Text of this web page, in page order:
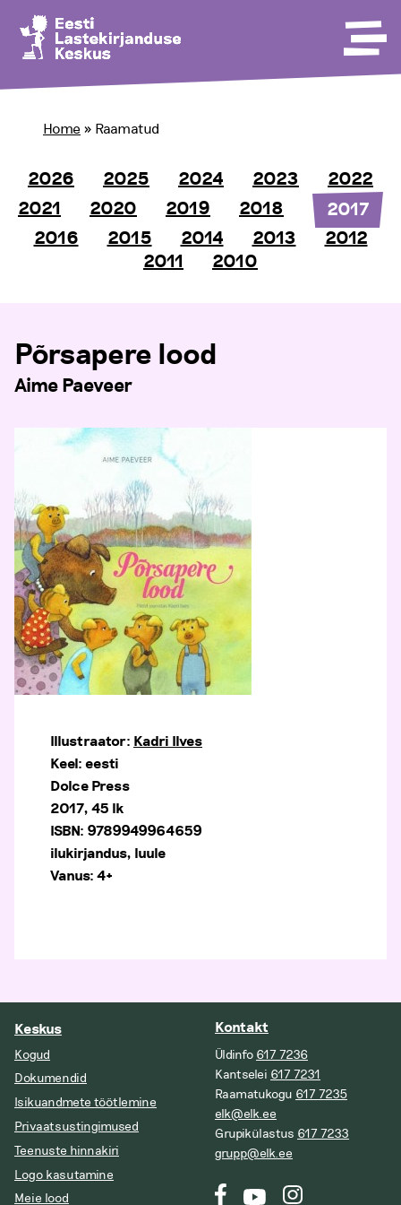
Home » Raamatud
2026 2025 2024 2023
2022
2021
2020 2019 2018
2017
2016
2015 2014 2013
2012
2011
2010
Põrsapere lood
Aime Paeveer
Illustraator:Kadri Ilves
Keel: eesti
Dolce Press
2017, 45 lk
ISBN: 9789949964659
ilukirjandus, luule
Vanus: 4+
Keskus
Kogud
Dokumendid
Isikuandmete töötlemine
Privaatsustingimused
Teenuste hinnakiri
Logo kasutamine
Meie lood
Kontakt
Üldinfo 617 7236
Kantselei 617 7231
Raamatukogu 617 7235
elk@elk.ee
Grupikülastus 617 7233
grupp@elk.ee